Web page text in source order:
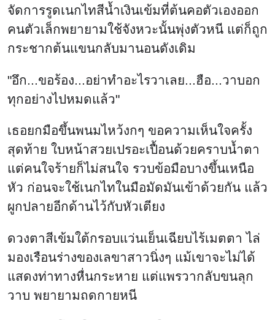
จัดการรูดเนกไทสีน้ำเงินเข้มที่ต้นคอตัวเองออก
คนตัวเล็กพยายามใช้จังหวะนั้นพุ่งตัวหนี แต่ก็ถูก
กระชากต้นแขนกลับมานอนดังเดิม
"อึก...ขอร้อง...อย่าทำอะไรวาเลย...ฮือ...วาบอก
ทุกอย่างไปหมดแล้ว"
เธอยกมือขึ้นพนมไหว้งกๆ ขอความเห็นใจครั้ง
สุดท้าย ใบหน้าสวยเปรอะเปื้อนด้วยคราบน้ำตา
แต่คนใจร้ายก็ไม่สนใจ รวบข้อมือบางขึ้นเหนือ
หัว ก่อนจะใช้เนกไทในมือมัดมันเข้าด้วยกัน แล้ว
ผูกปลายอีกด้านไว้กับหัวเตียง
ดวงตาสีเข้มใต้กรอบแว่นเย็นเฉียบไร้เมตตา ไล่
มองเรือนร่างของเลขาสาวนิ่งๆ แม้เขาจะไม่ได้
แสดงท่าทางหื่นกระหาย แต่แพรวากลับขนลุก
วาบ พยายามถดกายหนี